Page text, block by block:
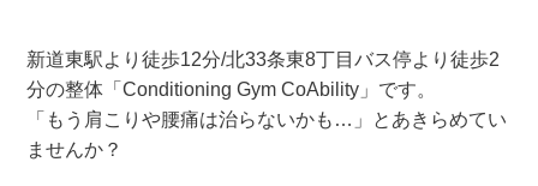
新道東駅より徒歩12分/北33条東8丁目バス停より徒歩2
分の整体「Conditioning Gym CoAbility」です。
「もう肩こりや腰痛は治らないかも…」とあきらめてい
ませんか？